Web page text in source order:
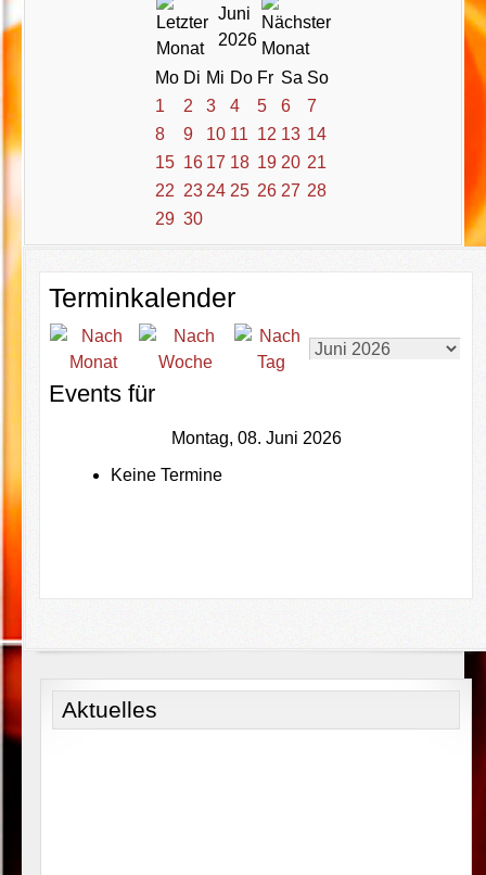
Juni
2026
Mo Di Mi Do Fr Sa So
1
2 3 4 5 6
7
8
9 10 11 12 13 14
15 16 17 18 19 20 21
22 23 24 25 26 27 28
29 30
Terminkalender
Events für
Montag, 08. Juni 2026
Keine Termine
Aktuelles